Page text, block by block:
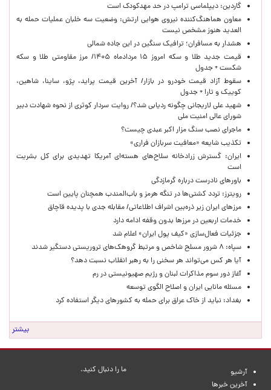
گاردین: دیپلماسی ترامپ در حد مهدکودک است
معاون هماهنگ‌کننده نیروی هوایی ارتش: وضعیت سه خلبان عملیات حمله به
العدید هنوز مشخص نیست
هشدار به مسافران؛ ترافیک سنگین در این جاده شمالی
قیمت جدید طلا و سکه امروز ۱۵ مردادماه ۱۴۰۵/ مرز مقاومتی طلا و سکه
شکست + جدول
سقوط آزاد قیمت خودرو در بازار/ آخرین قیمت پراید، پژو، ساینا، شاهین،
کوییک و تارا + جدول
شهید علی لاریجانی چگونه ردیابی شد؟/ روایت سردار کوثری از نحوه شهادت دبیر
شورای عالی امنیت ملی
ماجرای نصب سنگ مزار اکبر عبدی چیست؟
تکذیب شایعه «معافیت سربازان فراری»
ایران: گسترش زرادخانه سلاح‌های هسته‌ای آمریکا تهدیدی برای کل بشریت
است
باورهای نادرست درباره گرمازدگی
رویترز: تردد کشتی‌ها در تنگه هرمز و باب‌المندب همچنان پایین است
مرزهای ایران زیر ذره‌بین اشراف اطلاعاتی/ مقابله جدی با پدیده قاچاق
خدمات اربعین در مرزها بدون وقفه ادامه دارد
جزئیات فعال‌سازی «کیف پول ایران» اعلام شد
سپاه: ۸ شرور مسلح شاخص و مرتبط گروهک‌های تروریستی دستگیر شدند
آیا هر کس می‌تواند هر سخنی را به رهبر انقلاب نسبت دهد؟
آغاز دور سوم مذاکرات لبنان و رژیم صهیونیستی در رم
مسئله مانایی ایران و اصلاح الگوی توسعه
بغداد: نباید از خاک عراق برای حمله به کشورهای دیگر استفاده کرد
بیشتر
آرشیو
آخرین خبرها
ما را دنبال کنید.